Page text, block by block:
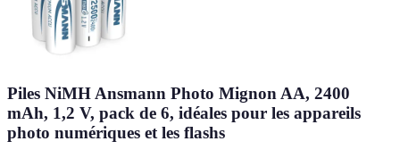
Piles NiMH Ansmann Photo Mignon AA, 2400
mAh, 1,2 V, pack de 6, idéales pour les appareils
photo numériques et les flashs